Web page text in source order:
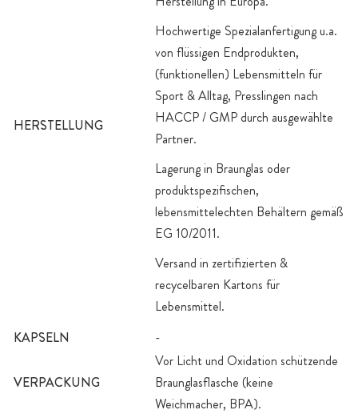
HERSTELLUNG
Hochwertige Spezialanfertigung u.a.
von flüssigen Endprodukten,
(funktionellen) Lebensmitteln für
Sport & Alltag, Presslingen nach
HACCP / GMP durch ausgewählte
Partner.
Lagerung in Braunglas oder
produktspezifischen,
lebensmittelechten Behältern gemäß
EG 10/2011.
Versand in zertifizierten &
recycelbaren Kartons für
Lebensmittel.
KAPSELN
-
VERPACKUNG
Vor Licht und Oxidation schützende
Braunglasflasche (keine
Weichmacher, BPA).